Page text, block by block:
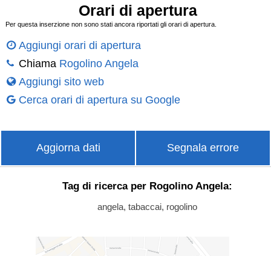
Orari di apertura
Per questa inserzione non sono stati ancora riportati gli orari di apertura.
Aggiungi orari di apertura
Chiama Rogolino Angela
Aggiungi sito web
Cerca orari di apertura su Google
Aggiorna dati Segnala errore
Tag di ricerca per Rogolino Angela:
angela, tabaccai, rogolino